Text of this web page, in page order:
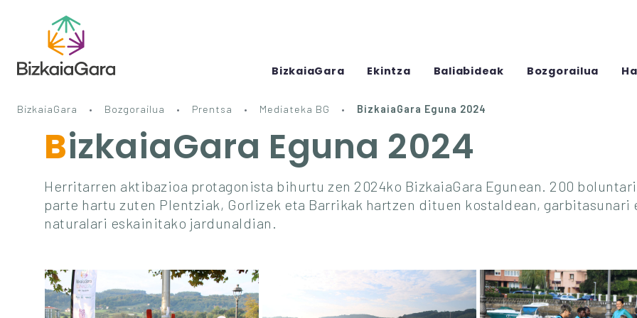
BizkaiaGara Ekintza Baliabideak Bozgorailua
BizkaiaGara Bozgorailua Prentsa Mediateka BG BizkaiaGara Eguna 2024
BizkaiaGara Eguna 2024
Herritarren aktibazioa protagonista bihurtu zen 2024ko BizkaiaGara Egunean. 200
parte hartu zuten Plentziak, Gorlizek eta Barrikak hartzen dituen kostaldean, garbitasunari
naturalari eskainitako jardunaldian.